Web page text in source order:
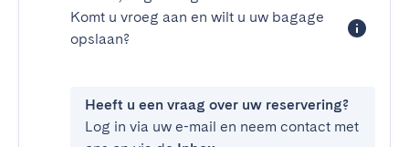
Komt u vroeg aan en wilt u uw bagage
opslaan?
Heeft u een vraag over uw reservering?
Log in via uw e-mail en neem contact met